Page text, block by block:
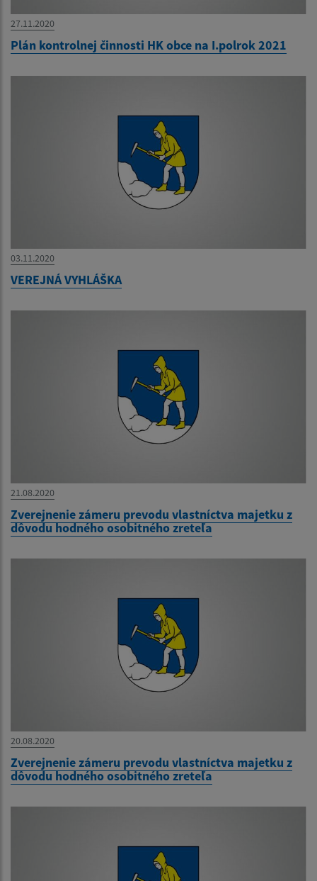
27.11.2020
Plán kontrolnej činnosti HK obce na I.polrok 2021
03.11.2020
VEREJNÁ VYHLÁŠKA
21.08.2020
Zverejnenie zámeru prevodu vlastníctva majetku z
dôvodu hodného osobitného zreteľa
20.08.2020
Zverejnenie zámeru prevodu vlastníctva majetku z
dôvodu hodného osobitného zreteľa